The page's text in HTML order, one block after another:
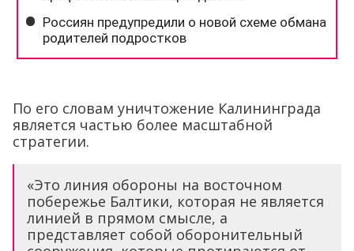
По его словам уничтожение Калининграда
является частью более масштабной
стратегии.
«Это линия обороны на восточном
побережье Балтики, которая не является
линией в прямом смысле, а
представляет собой оборонительный